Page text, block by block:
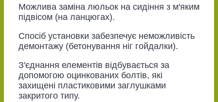
Можлива заміна люльок на сидіння з м'яким
підвісом (на ланцюгах).
Спосіб установки забезпечує неможливість
демонтажу (бетонування ніг гойдалки).
З'єднання елементів відбувається за
допомогою оцинкованих болтів, які
захищені пластиковими заглушками
закритого типу.